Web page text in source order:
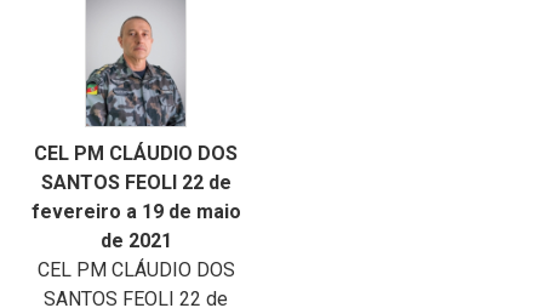
CEL PM CLÁUDIO DOS
SANTOS FEOLI 22 de
fevereiro a 19 de maio
de 2021
CEL PM CLÁUDIO DOS
SANTOS FEOLI 22 de